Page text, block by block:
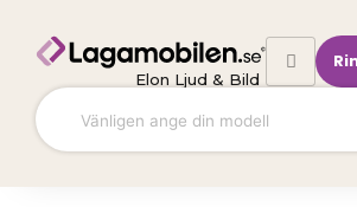
innehåll
Elon Ljud & Bild